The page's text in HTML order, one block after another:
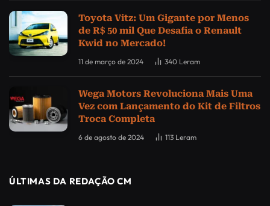
Toyota Vitz: Um Gigante por Menos
de R$ 50 mil Que Desafia o Renault
Kwid no Mercado!
11 de março de 2024 340 Leram
Wega Motors Revoluciona Mais Uma
Vez com Lançamento do Kit de Filtros
Troca Completa
6 de agosto de 2024 113 Leram
ÚLTIMAS DA REDAÇÃO CM